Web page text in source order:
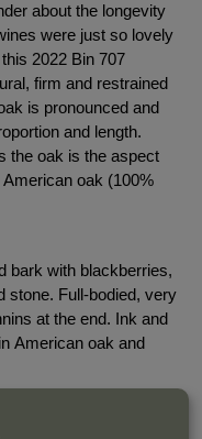
about the longevity
were just so lovely
2022 Bin 707
firm and restrained
is pronounced and
and length.
the oak is the aspect
oak (100%
bark with blackberries,
stone. Full-bodied, very
at the end. Ink and
American oak and